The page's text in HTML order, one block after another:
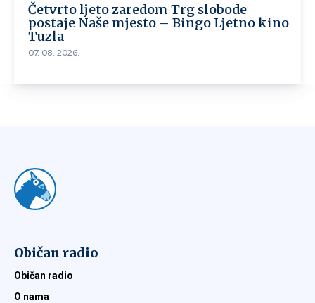
Četvrto ljeto zaredom Trg slobode
postaje Naše mjesto – Bingo Ljetno kino
Tuzla
07. 08. 2026.
Običan radio
Običan radio
O nama